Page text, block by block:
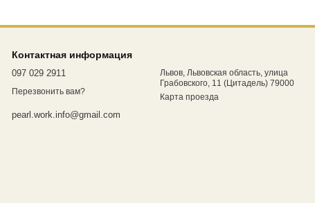
Контактная информация
097 029 2911
Перезвонить вам?
pearl.work.info@gmail.com
Львов, Львовская область, улица
Грабовского, 11 (Цитадель) 79000
Карта проезда